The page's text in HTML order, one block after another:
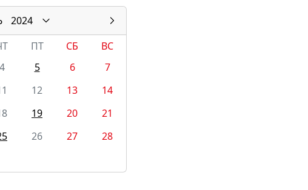
2024
ПТ СБ
ВС
4 5 6
7
12 13
14
19 20
21
26 27
28